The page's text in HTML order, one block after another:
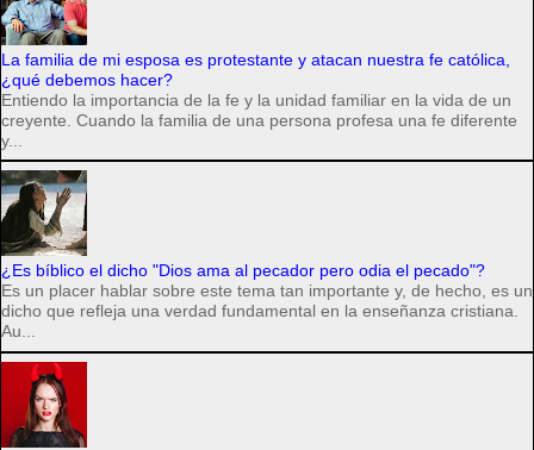
La familia de mi esposa es protestante y atacan nuestra fe católica,
¿qué debemos hacer?
Entiendo la importancia de la fe y la unidad familiar en la vida de un
creyente. Cuando la familia de una persona profesa una fe diferente
y...
¿Es bíblico el dicho "Dios ama al pecador pero odia el pecado"?
Es un placer hablar sobre este tema tan importante y, de hecho, es un
dicho que refleja una verdad fundamental en la enseñanza cristiana.
Au...